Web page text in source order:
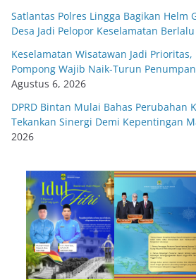
Satlantas Polres Lingga Bagikan Helm
Desa Jadi Pelopor Keselamatan
Keselamatan Wisatawan Jadi
Pompong Wajib Naik-Turun
Agustus 6, 2026
DPRD Bintan Mulai Bahas Perubahan
Tekankan Sinergi Demi Kepentingan
2026